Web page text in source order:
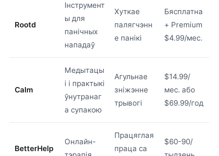
Rootd
Інструмент
ы для
панічных
нападаў
Хуткае
палягчэнн
е панікі
Бясплатна
+ Premium
$4.99/мес.
Calm
Медытацы
і і практыкі
ўнутранаг
а супакою
Агульнае
зніжэнне
трывогі
$14.99/
мес. або
$69.99/год
BetterHelp
Онлайн-
Працяглая
праца са
$60-90/